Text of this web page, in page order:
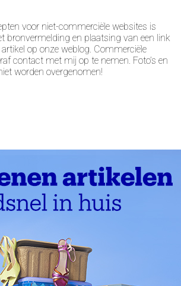
voor niet-commerciële websites is
bronvermelding en plaatsing van een link
op onze weblog. Commerciële
contact met mij op te nemen. Foto’s en
worden overgenomen!